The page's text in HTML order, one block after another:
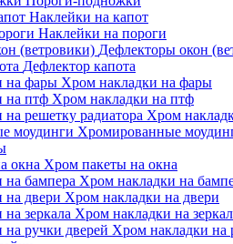
Наклейки на капот
Наклейки на пороги
Дефлекторы окон
Дефлектор капота
Хром накладки на фары
Хром накладки на птф
Хром
Хромированные
Хром пакеты на окна
Хром накладки на
Хром накладки на двери
Хром накладки на
Хром накладки на